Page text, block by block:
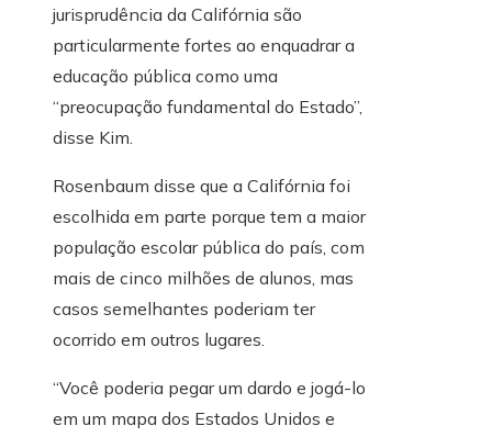
jurisprudência da Califórnia são
particularmente fortes ao enquadrar a
educação pública como uma
“preocupação fundamental do Estado”,
disse Kim.
Rosenbaum disse que a Califórnia foi
escolhida em parte porque tem a maior
população escolar pública do país, com
mais de cinco milhões de alunos, mas
casos semelhantes poderiam ter
ocorrido em outros lugares.
“Você poderia pegar um dardo e jogá-lo
em um mapa dos Estados Unidos e